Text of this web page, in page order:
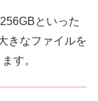
といった
きなファイルを
す。